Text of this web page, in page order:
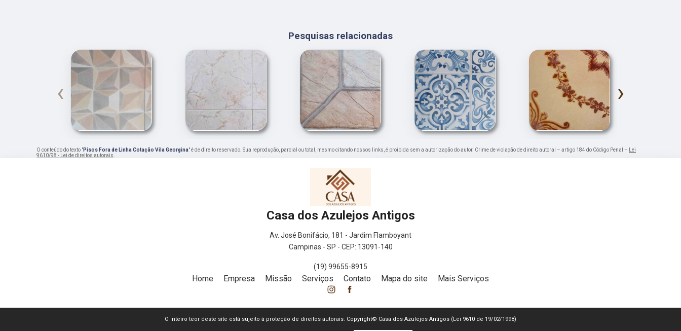
Pesquisas relacionadas
‹ ›
O conteúdo do texto "Pisos Fora de Linha Cotação Vila Georgina" é de direito reservado. Sua reprodução, parcial ou total, mesmo citando nossos links, é proibida sem a autorização do autor. Crime de violação de direito autoral – artigo 184 do Código Penal –
Lei
9610/98 - Lei de direitos autorais
Casa dos Azulejos Antigos
Av. José Bonifácio, 181 - Jardim Flamboyant
Campinas - SP - CEP: 13091-140
(19) 99655-8915
Home Empresa Missão Serviços Contato Mapa do site Mais Serviços
O inteiro teor deste site está sujeito à proteção de direitos autorais. Copyright© Casa dos Azulejos Antigos (Lei 9610 de 19/02/1998)